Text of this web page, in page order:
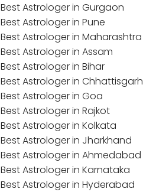
Best Astrologer in Gurgaon
Best Astrologer in Pune
Best Astrologer in Maharashtra
Best Astrologer in Assam
Best Astrologer in Bihar
Best Astrologer in Chhattisgarh
Best Astrologer in Goa
Best Astrologer in Rajkot
Best Astrologer in Kolkata
Best Astrologer in Jharkhand
Best Astrologer in Ahmedabad
Best Astrologer in Karnataka
Best Astrologer in Hyderabad